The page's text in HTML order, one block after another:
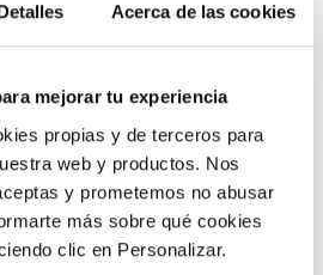
Acerca de las cookies
mejorar tu experiencia
propias y de terceros para
web y productos. Nos
y prometemos no abusar
más sobre qué cookies
clic en Personalizar.
SPIDERMAN
en tela de poliéster, con estructura